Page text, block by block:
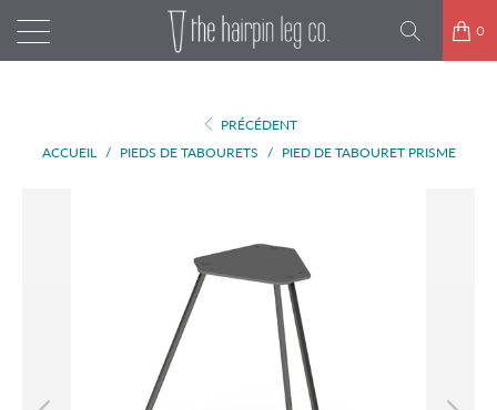
0
PRÉCÉDENT
ACCUEIL / PIEDS DE TABOURETS / PIED DE TABOURET PRISME